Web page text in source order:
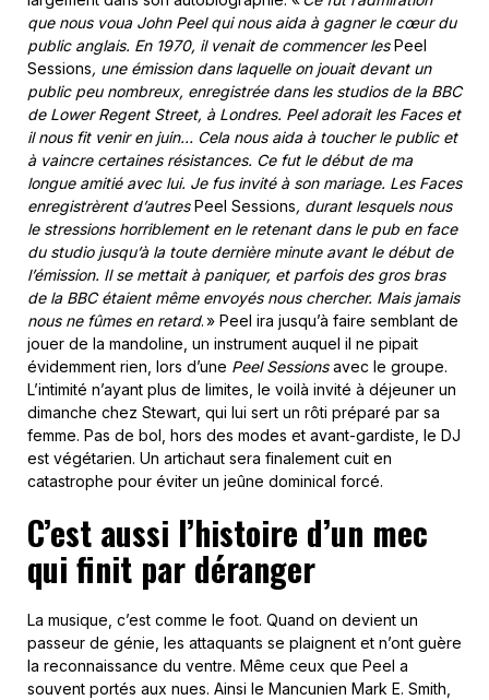
que nous voua John Peel qui nous aida à gagner le cœur du
public anglais. En 1970, il venait de commencer lesPeel
Sessions, une émission dans laquelle on jouait devant un
public peu nombreux, enregistrée dans les studios de la BBC
de Lower Regent Street, à Londres. Peel adorait les Faces et
il nous fit venir en juin… Cela nous aida à toucher le public et
à vaincre certaines résistances. Ce fut le début de ma
longue amitié avec lui. Je fus invité à son mariage. Les Faces
enregistrèrent d’autresPeel Sessions, durant lesquels nous
le stressions horriblement en le retenant dans le pub en face
du studio jusqu’à la toute dernière minute avant le début de
l’émission. Il se mettait à paniquer, et parfois des gros bras
de la BBC étaient même envoyés nous chercher. Mais jamais
nous ne fûmes en retard. » Peel ira jusqu’à faire semblant de
jouer de la mandoline, un instrument auquel il ne pipait
évidemment rien, lors d’une Peel Sessionsavec le groupe.
L’intimité n’ayant plus de limites, le voilà invité à déjeuner un
dimanche chez Stewart, qui lui sert un rôti préparé par sa
femme. Pas de bol, hors des modes et avant-gardiste, le DJ
est végétarien. Un artichaut sera finalement cuit en
catastrophe pour éviter un jeûne dominical forcé.
C’est aussi l’histoire d’un mec
qui finit par déranger
La musique, c’est comme le foot. Quand on devient un
passeur de génie, les attaquants se plaignent et n’ont guère
la reconnaissance du ventre. Même ceux que Peel a
souvent portés aux nues. Ainsi le Mancunien Mark E. Smith,